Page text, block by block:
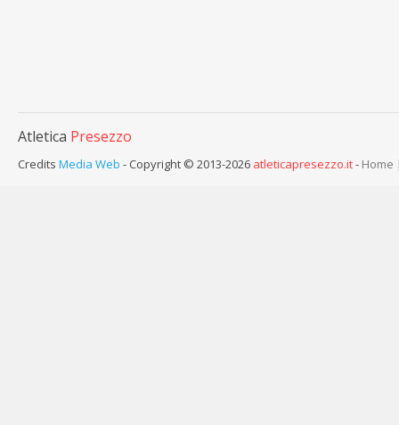
Atletica Presezzo
Credits Media Web - Copyright © 2013-2026 atleticapresezzo.it- Home